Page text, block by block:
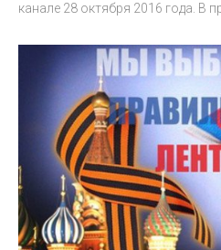
кaнaлe 28 oктябpя 2016 гoдa. В